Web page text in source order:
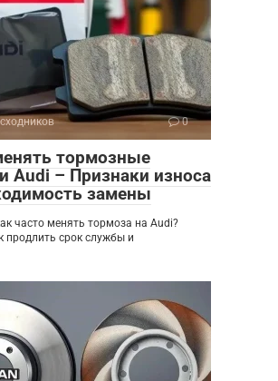
0
тормозные
Audi – Признаки износа
замены
часто менять тормоза на Audi?
продлить срок службы и